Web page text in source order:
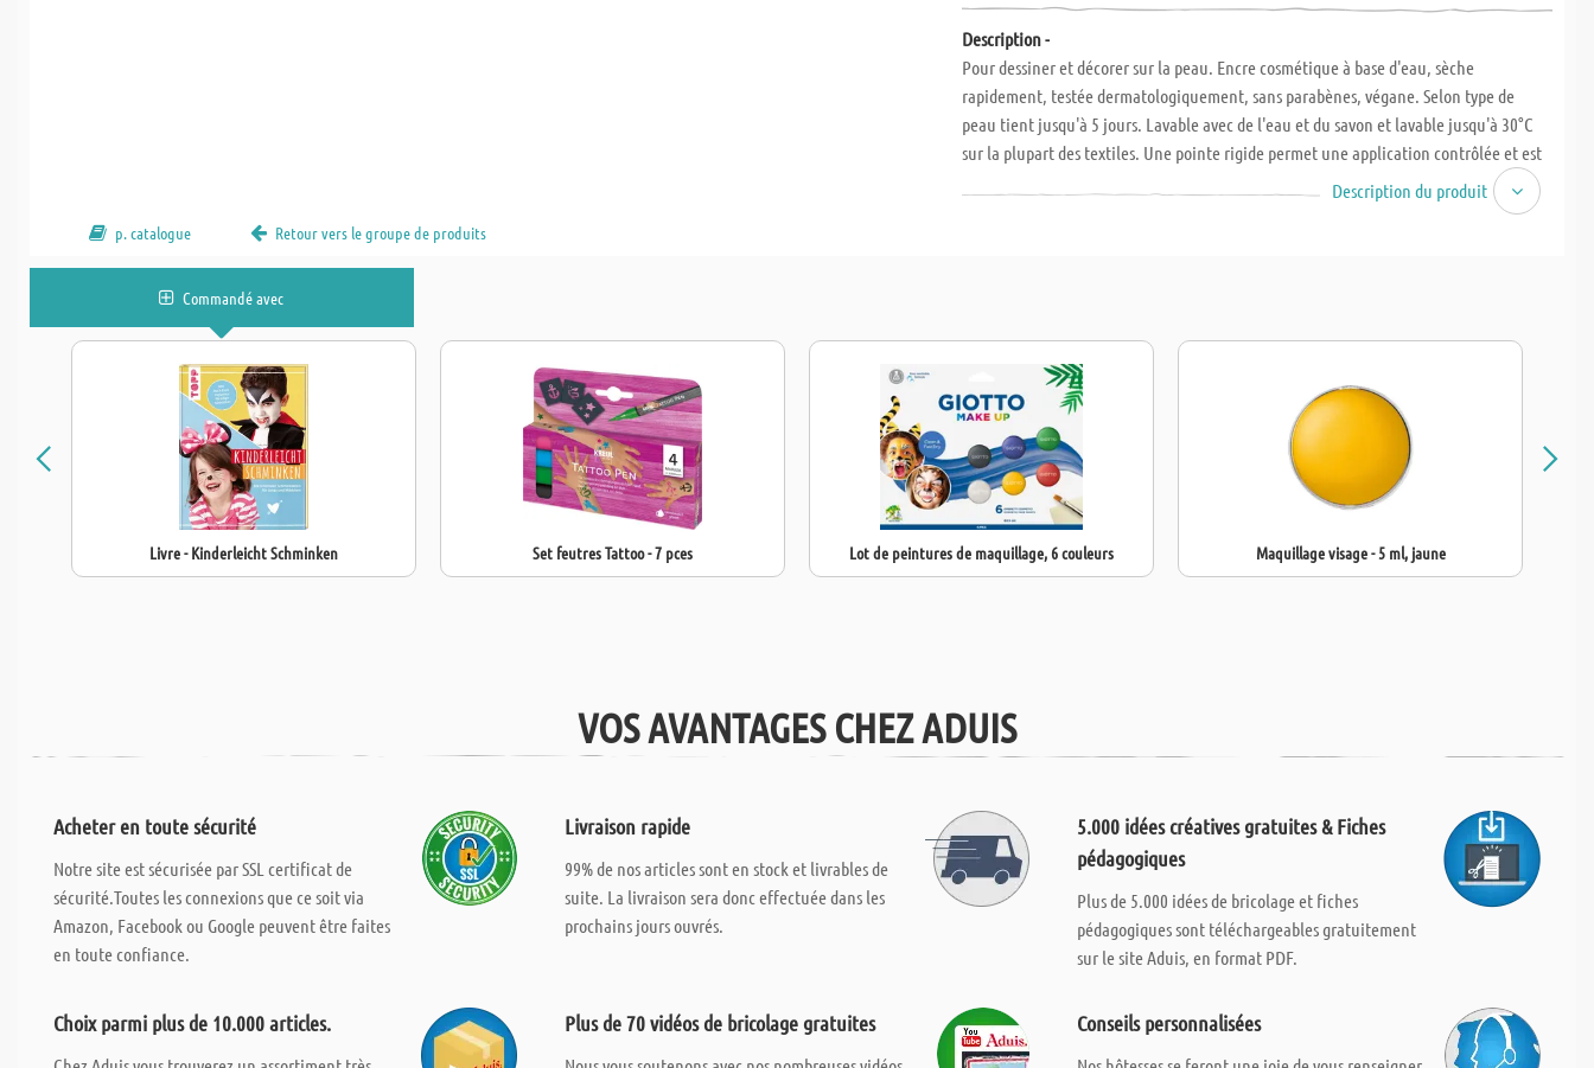
Description -
Pour dessiner et décorer sur la peau. Encre cosmétique à base d'eau, sèche
rapidement, testée dermatologiquement, sans parabènes, végane. Selon type de
peau tient jusqu'à 5 jours. Lavable avec de l'eau et du savon et lavable jusqu'à 30°C
sur la plupart des textiles. Une pointe rigide permet une application contrôlée et est
donc facile à utiliser par les enfants. Epaisseur du trait env. 0,5 - 3 mm, 3 pochoirs
avec ancre, papillon et étoiles. Certifié CE (directive relative aux jouets).
Description du produit
p. catalogue Retour vers le groupe de produits
Commandé avec
Livre - Kinderleicht Schminken Set feutres Tattoo - 7 pces Lot de peintures de maquillage, 6 couleurs Maquillage visage - 5 ml, jaune
VOS AVANTAGES CHEZ ADUIS
Acheter en toute sécurité
Notre site est sécurisée par SSL certificat de
sécurité.Toutes les connexions que ce soit via
Amazon, Facebook ou Google peuvent être faites
en toute confiance.
Livraison rapide
99% de nos articles sont en stock et livrables de
suite. La livraison sera donc effectuée dans les
prochains jours ouvrés.
5.000 idées créatives gratuites & Fiches
pédagogiques
Plus de 5.000 idées de bricolage et fiches
pédagogiques sont téléchargeables gratuitement
sur le site Aduis, en format PDF.
Choix parmi plus de 10.000 articles. Plus de 70 vidéos de bricolage gratuites Conseils personnalisées